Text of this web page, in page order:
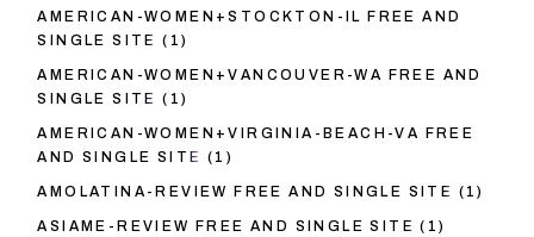
AMERICAN-WOMEN+STOCKTON-IL FREE AND
SINGLE SITE (1)
AMERICAN-WOMEN+VANCOUVER-WA FREE AND
SINGLE SITE (1)
AMERICAN-WOMEN+VIRGINIA-BEACH-VA FREE
AND SINGLE SITE (1)
AMOLATINA-REVIEW FREE AND SINGLE SITE (1)
ASIAME-REVIEW FREE AND SINGLE SITE (1)